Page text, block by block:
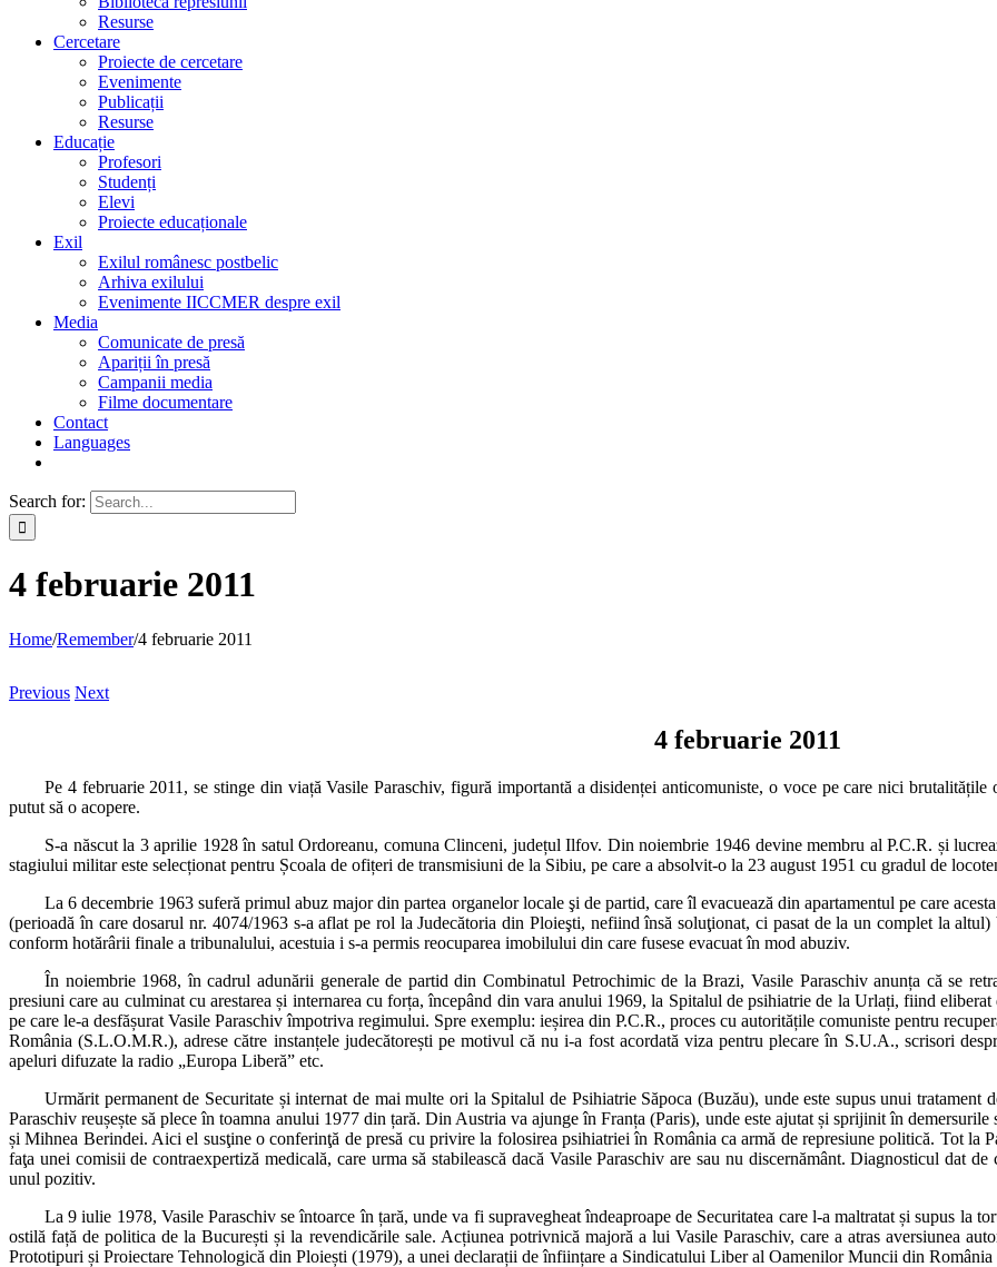
Resurse
Cercetare
Proiecte de cercetare
Evenimente
Publicații
Resurse
Educație
Profesori
Studenți
Elevi
Proiecte educaționale
Exil
Exilul românesc postbelic
Arhiva exilului
Evenimente IICCMER despre exil
Media
Comunicate de presă
Apariții în presă
Campanii media
Filme documentare
Contact
Languages
Search for:
4 februarie 2011
Home/Remember/4 februarie 2011
Previous Next
4 februarie 2011
Pe 4 februarie 2011, se stinge din viață Vasile Paraschiv, figură importantă a disidenței anticomuniste, o voce pe care nici
putut să o acopere.
S-a născut la 3 aprilie 1928 în satul Ordoreanu, comuna Clinceni, județul Ilfov. Din noiembrie 1946 devine membru al P.C.R. și
stagiului militar este selecționat pentru Școala de ofițeri de transmisiuni de la Sibiu, pe care a absolvit-o la 23 august 1951 cu gradul de
La 6 decembrie 1963 suferă primul abuz major din partea organelor locale şi de partid, care îl evacuează din apartamentul pe care
(perioadă în care dosarul nr. 4074/1963 s-a aflat pe rol la Judecătoria din Ploieşti, nefiind însă soluţionat, ci pasat de la un complet la
conform hotărârii finale a tribunalului, acestuia i s-a permis reocuparea imobilului din care fusese evacuat în mod abuziv.
În noiembrie 1968, în cadrul adunării generale de partid din Combinatul Petrochimic de la Brazi, Vasile Paraschiv anunța că se
presiuni care au culminat cu arestarea și internarea cu forța, începând din vara anului 1969, la Spitalul de psihiatrie de la Urlați, fiind
pe care le-a desfășurat Vasile Paraschiv împotriva regimului. Spre exemplu: ieșirea din P.C.R., proces cu autoritățile comuniste pentru
România (S.L.O.M.R.), adrese către instanțele judecătorești pe motivul că nu i-a fost acordată viza pentru plecare în S.U.A., scrisori
apeluri difuzate la radio „Europa Liberă” etc.
Urmărit permanent de Securitate și internat de mai multe ori la Spitalul de Psihiatrie Săpoca (Buzău), unde este supus unui
Paraschiv reușește să plece în toamna anului 1977 din țară. Din Austria va ajunge în Franța (Paris), unde este ajutat și sprijinit în
și Mihnea Berindei. Aici el susţine o conferinţă de presă cu privire la folosirea psihiatriei în România ca armă de represiune politică. Tot la
faţa unei comisii de contraexpertiză medicală, care urma să stabilească dacă Vasile Paraschiv are sau nu discernământ. Diagnosticul dat
unul pozitiv.
La 9 iulie 1978, Vasile Paraschiv se întoarce în țară, unde va fi supravegheat îndeaproape de Securitatea care l-a maltratat și supus la
ostilă față de politica de la București și la revendicările sale. Acțiunea potrivnică majoră a lui Vasile Paraschiv, care a atras aversiunea
Prototipuri și Proiectare Tehnologică din Ploiești (1979), a unei declarații de înființare a Sindicatului Liber al Oamenilor Muncii din